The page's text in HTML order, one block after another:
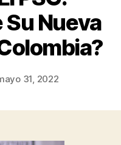
Nueva
31, 2022